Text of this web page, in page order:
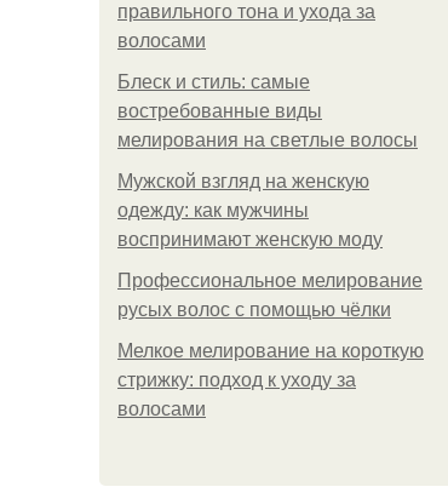
правильного тона и ухода за
волосами
Блеск и стиль: самые
востребованные виды
мелирования на светлые волосы
Мужской взгляд на женскую
одежду: как мужчины
воспринимают женскую моду
Профессиональное мелирование
русых волос с помощью чёлки
Мелкое мелирование на короткую
стрижку: подход к уходу за
волосами